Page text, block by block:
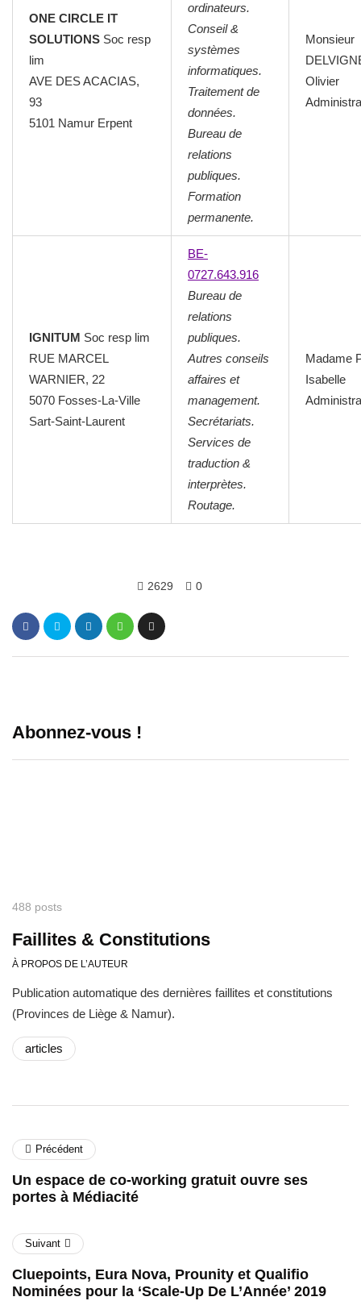
ONE CIRCLE IT
SOLUTIONS Soc resp
lim
AVE DES ACACIAS,
93
5101 Namur Erpent
ordinateurs.
Conseil &
systèmes
informatiques.
Traitement de
données.
Bureau de
relations
publiques.
Formation
permanente.
Monsieur
Olivier
IGNITUM Soc resp lim
RUE MARCEL
WARNIER, 22
5070 Fosses-La-Ville
Sart-Saint-Laurent
BE-
0727.643.916
Bureau de
relations
publiques.
Autres conseils
affaires et
management.
Secrétariats.
Services de
traduction &
interprètes.
Routage.
Madame
Isabelle
2629 0
Abonnez-vous !
488 posts
Faillites & Constitutions
À PROPOS DE L’AUTEUR
Publication automatique des dernières faillites et constitutions
(Provinces de Liège & Namur).
articles
Précédent
Un espace de co-working gratuit ouvre ses
portes à Médiacité
Suivant
Cluepoints, Eura Nova, Prounity et Qualifio
Nominées pour la ‘Scale-Up De L’Année’ 2019